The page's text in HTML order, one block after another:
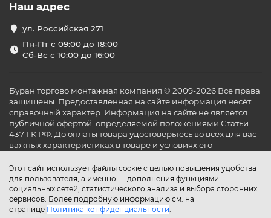
Этот сайт использует файлы cookie с целью повышения удобства
для пользователя, а именно — дополнения функциями
социальных сетей, статистического анализа и выбора сторонних
сервисов. Более подробную информацию см. на
странице Политика конфиденциальности.
Наш адрес
ул. Российская 271
Пн-Пт с 09:00 до 18:00
Сб-Вс с 10:00 до 16:00
Буран торгово монтажная компания © 2009-2026 Все права
защищены. Предоставленная на сайте информация несёт
справочный характер. Информация на сайте не является
публичной офертой, определяемой положениями Статьи
437 ГК РФ. До оплаты товара удостоверьтесь во всех для вас
важных характеристиках в товаре и условиях его